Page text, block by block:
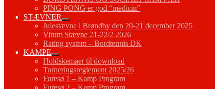
PING PONG er god “medicin”
STÆVNER
Julestævne i Brøndby den 20-21 december 2025
Virum Stævne 21-22/2 2026
Rating system – Bordtennis DK
KAMPE
Holdskemaer til download
Turneringsreglement 2025/26
Furesø 1 – Kamp Program
Furesø 2 – Kamp Program